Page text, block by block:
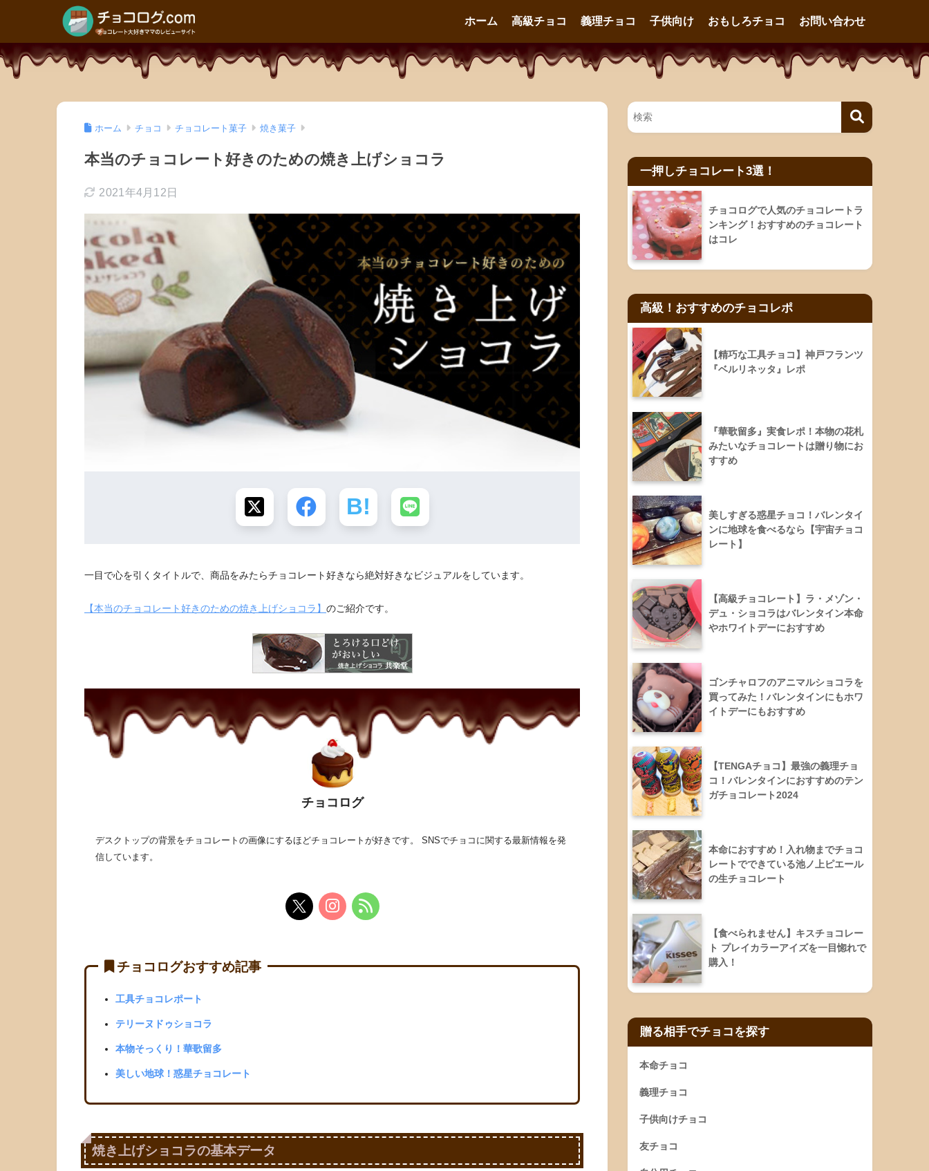
ホーム 高級チョコ 義理チョコ 子供向け おもしろチョコ お問い合わせ
ホーム チョコ チョコレート菓子 焼き菓子
本当のチョコレート好きのための焼き上げショコラ
2021年4月12日
一目で心を引くタイトルで、商品をみたらチョコレート好きなら絶対好きなビジュアルをしています。
【本当のチョコレート好きのための焼き上げショコラ】 のご紹介です。
チョコログ
デスクトップの背景をチョコレートの画像にするほどチョコレートが好きです。 SNSでチョコに関する最新情報を発
信しています。
チョコログおすすめ記事
工具チョコレポート
テリーヌドゥショコラ
本物そっくり！華歌留多
美しい地球！惑星チョコレート
焼き上げショコラの基本データ
一押しチョコレート3選！
チョコログで人気のチョコレートラ
ンキング！おすすめのチョコレート
はコレ
高級！おすすめのチョコレポ
【精巧な工具チョコ】神戸フランツ
『ベルリネッタ』レポ
『華歌留多』実食レポ！本物の花札
みたいなチョコレートは贈り物にお
すすめ
美しすぎる惑星チョコ！バレンタイ
ンに地球を食べるなら【宇宙チョコ
レート】
【高級チョコレート】ラ・メゾン・
デュ・ショコラはバレンタイン本命
やホワイトデーにおすすめ
ゴンチャロフのアニマルショコラを
買ってみた！バレンタインにもホワ
イトデーにもおすすめ
【TENGAチョコ】最強の義理チョ
コ！バレンタインにおすすめのテン
ガチョコレート2024
本命におすすめ！入れ物までチョコ
レートでできている池ノ上ピエール
の生チョコレート
【食べられません】キスチョコレー
ト プレイカラーアイズを一目惚れで
購入！
贈る相手でチョコを探す
本命チョコ
義理チョコ
子供向けチョコ
友チョコ